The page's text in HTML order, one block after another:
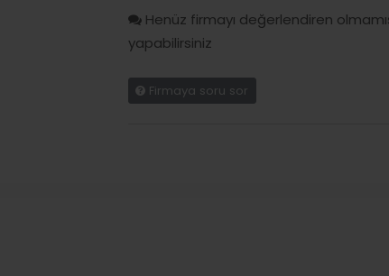
Henüz firmayı değerlendiren
yapabilirsiniz
Firmaya soru sor